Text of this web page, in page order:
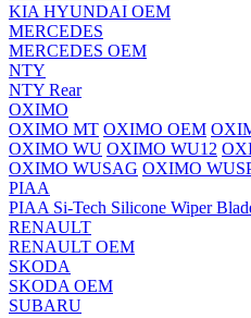
KIA HYUNDAI OEM
MERCEDES
MERCEDES OEM
NTY
NTY Rear
OXIMO
OXIMO MT OXIMO OEM
OXIMO WU OXIMO WU12
OXIMO WUSAG OXIMO
PIAA
PIAA Si-Tech Silicone Wiper
RENAULT
RENAULT OEM
SKODA
SKODA OEM
SUBARU